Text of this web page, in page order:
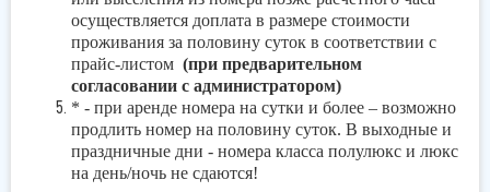
Зимой «Алтайские Альпы»
преимущественно горнолыжный комплекс, но любой
отдыхающий сможет найти здесь занятие по душе:
Альпийское кафе– после активного отдыха на наших
склонах и получения массы положительных эмоций, Вы
можете подкрепиться в нашем кафе.
Для Вас лучшие блюда по доступным ценам. Мы
осуществляется доплата в размере стоимости
проживания за половину суток в соответствии с
прайс-листом (при предварительном
согласовании с администратором)
* - при аренде номера на сутки и более – возможно
продлить номер на половину суток. В выходные и
праздничные дни - номера класса полулюкс и люкс
на день/ночь не сдаются!